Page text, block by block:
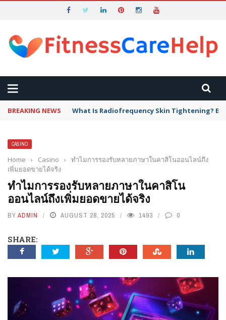
BREAKING NEWS What Is Radiofrequency Skin Tightening?
CASINO
Home › Casino ›
ทำไมการรองรับหลายภาษาในคาสิโนออนไลน์ถึง
เพิ่มยอดขายได้จริง
ทำไมการรองรับหลายภาษาในคาสิโน
ออนไลน์ถึงเพิ่มยอดขายได้จริง
BY ADMIN AUGUST 28, 2025 1493 0
SHARE: